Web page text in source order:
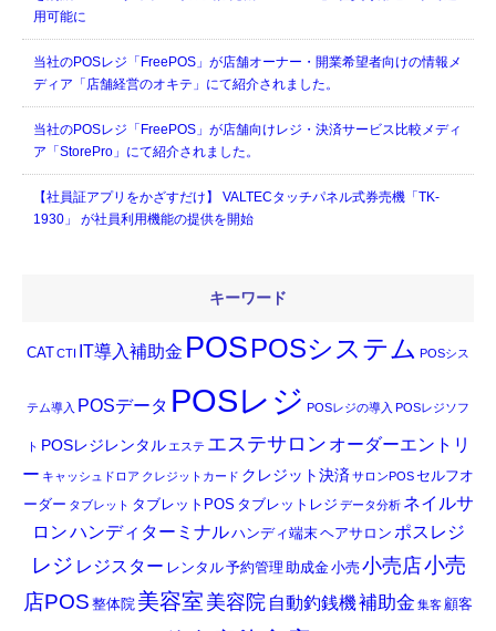
用可能に
当社のPOSレジ「FreePOS」が店舗オーナー・開業希望者向けの情報メ
ディア「店舗経営のオキテ」にて紹介されました。
当社のPOSレジ「FreePOS」が店舗向けレジ・決済サービス比較メディ
ア「StorePro」にて紹介されました。
【社員証アプリをかざすだけ】 VALTECタッチパネル式券売機「TK-
1930」 が社員利用機能の提供を開始
キーワード
CAT CTI IT導入補助金 POSPOSシステム POSシス
テム導入 POSデータ POSレジ POSレジの導入 POSレジソフ
ト POSレジレンタル エステ エステサロン オーダーエントリ
ー キャッシュドロア クレジットカード クレジット決済サロンPOS セルフオ
ーダー タブレット タブレットPOS タブレットレジ データ分析 ネイルサ
ロンハンディターミナルハンディ端末ヘアサロン ポスレジ
レジ レジスター レンタル予約管理 助成金小売 小売店小売
店POS 整体院 美容室 美容院 自動釣銭機補助金 集客顧客